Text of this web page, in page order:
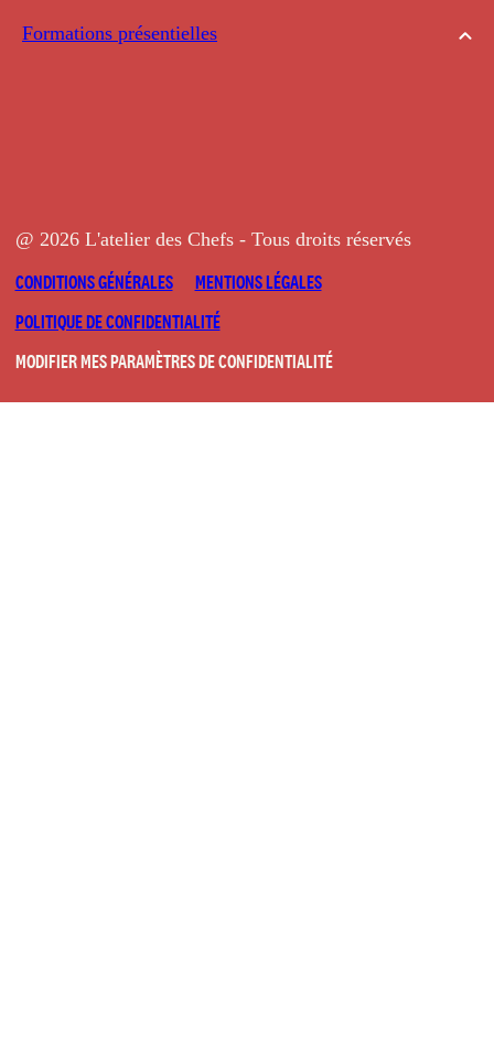
Formations présentielles
@ 2026 L'atelier des Chefs - Tous droits réservés
CONDITIONS GÉNÉRALES
MENTIONS LÉGALES
POLITIQUE DE CONFIDENTIALITÉ
MODIFIER MES PARAMÈTRES DE CONFIDENTIALITÉ